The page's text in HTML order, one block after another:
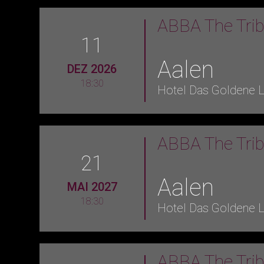
11
DEZ 2026
18:30
ABBA The
Aalen
Hotel Das Goldene
21
MAI 2027
18:30
ABBA The
Aalen
Hotel Das Goldene